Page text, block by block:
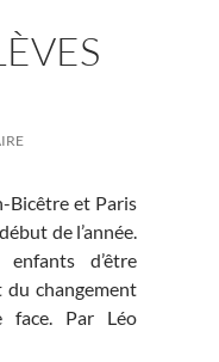
Bicêtre et Paris
de l’année.
d’être
du changement
face. Par Léo